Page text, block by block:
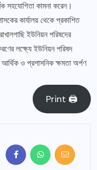
সহযোগিতা কামনা করেন।
কার্যালয় থেকে প্রকাশিত
ইউনিয়ন পরিষদের
লক্ষ্যে ইউনিয়ন পরিষদ
ও প্রশাসনিক ক্ষমতা অর্পণ
Print 🖨